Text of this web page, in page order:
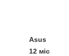
Asus
12 міс